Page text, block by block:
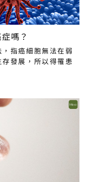
嗎？
指癌細胞無法在弱
發展，所以得罹患